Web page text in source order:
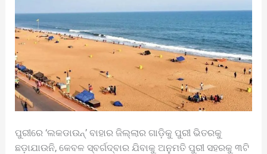
ପୁରୀରେ ‘ଲକଡାଉନ୍’ ବାହାର ଜିଲ୍ଲାର ଗାଡ଼ିକୁ ପୁରୀ ଭିତରକୁ
ଛଡ଼ାଯାଉନି, କେବଳ ସ୍ବର୍ଗଦ୍ବାର ଯିବାକୁ ଅନୁମତି ପୁରୀ ସହରକୁ ୩ଟି